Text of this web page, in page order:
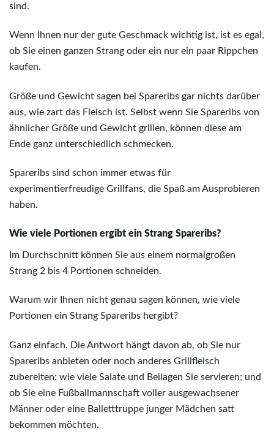
sind.
Wenn Ihnen nur der gute Geschmack wichtig ist, ist es egal,
ob Sie einen ganzen Strang oder ein nur ein paar Rippchen
kaufen.
Größe und Gewicht sagen bei Spareribs gar nichts darüber
aus, wie zart das Fleisch ist. Selbst wenn Sie Spareribs von
ähnlicher Größe und Gewicht grillen, können diese am
Ende ganz unterschiedlich schmecken.
Spareribs sind schon immer etwas für
experimentierfreudige Grillfans, die Spaß am Ausprobieren
haben.
Wie viele Portionen ergibt ein Strang Spareribs?
Im Durchschnitt können Sie aus einem normalgroßen
Strang 2 bis 4 Portionen schneiden.
Warum wir Ihnen nicht genau sagen können, wie viele
Portionen ein Strang Spareribs hergibt?
Ganz einfach. Die Antwort hängt davon ab, ob Sie nur
Spareribs anbieten oder noch anderes Grillfleisch
zubereiten; wie viele Salate und Beilagen Sie servieren; und
ob Sie eine Fußballmannschaft voller ausgewachsener
Männer oder eine Balletttruppe junger Mädchen satt
bekommen möchten.